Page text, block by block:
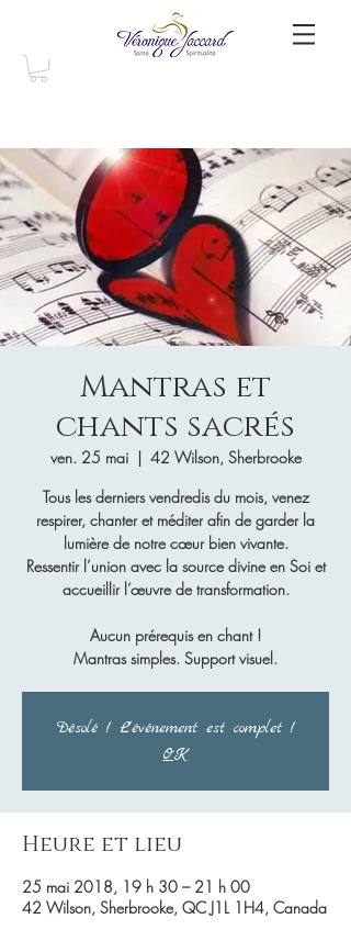
Mantras et
chants sacrés
ven. 25 mai
  |
42 Wilson, Sherbrooke
Tous les derniers vendredis du mois, venez
respirer, chanter et méditer afin de garder la
lumière de notre cœur bien vivante.
Ressentir l’union avec la source divine en Soi et
accueillir l’œuvre de transformation.
Aucun prérequis en chant !
Mantras simples. Support visuel.
Désolé ! L'événement est complet !
OK
Heure et lieu
25 mai 2018, 19 h 30 – 21 h 00
42 Wilson, Sherbrooke, QC J1L 1H4, Canada